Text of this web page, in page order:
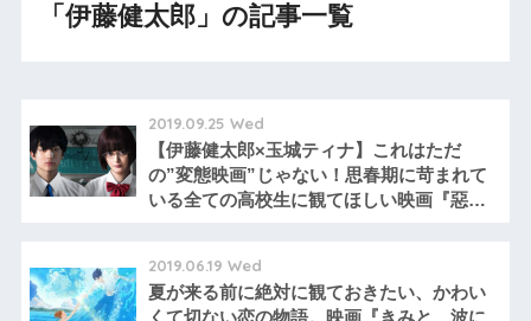
「伊藤健太郎」の記事一覧
2019.09.25 Wed
【伊藤健太郎×玉城ティナ】これはただ
の”変態映画”じゃない！思春期に苛まれて
いる全ての高校生に観てほしい映画『惡の
2019.06.19 Wed
夏が来る前に絶対に観ておきたい、かわい